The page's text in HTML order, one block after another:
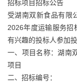
招标项目招标公告
受湖南双新食品有限
2026年度运输服务招
有兴趣的投标人参加投
一、项目名称：湖南
项目
二、招标编号：